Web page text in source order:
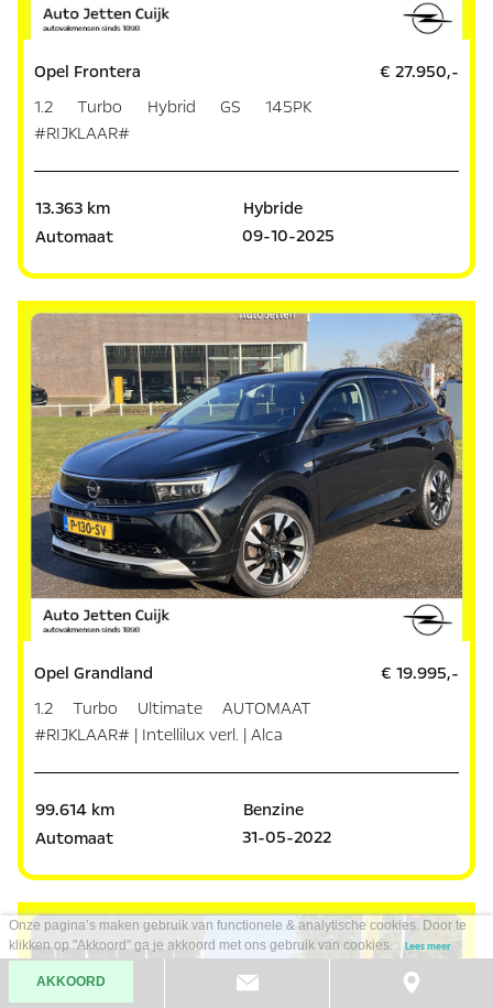
Opel Frontera
1.2 Turbo Hybrid GS 145PK
#RIJKLAAR#
€ 27.950,-
13.363 km
Hybride
Automaat
09-10-2025
Opel Grandland
1.2 Turbo Ultimate AUTOMAAT
#RIJKLAAR# | Intellilux verl. | Alca
€ 19.995,-
99.614 km
Benzine
Automaat
31-05-2022
Onze pagina’s maken gebruik van functionele & analytische cookies. Door te
klikken op "Akkoord" ga je akkoord met ons gebruik van cookies.
Lees meer
AKKOORD